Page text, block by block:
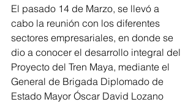
El pasado 14 de Marzo, se llevó a
cabo la reunión con los diferentes
sectores empresariales, en donde se
dio a conocer el desarrollo integral del
Proyecto del Tren Maya, mediante el
General de Brigada Diplomado de
Estado Mayor Óscar David Lozano